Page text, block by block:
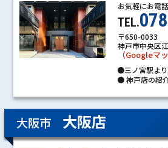
お気軽にお電
TEL.
〒650-0033
神戸市中央区
（Googleマ
●三ノ宮駅よ
●神戸店の紹
大阪市 大阪店